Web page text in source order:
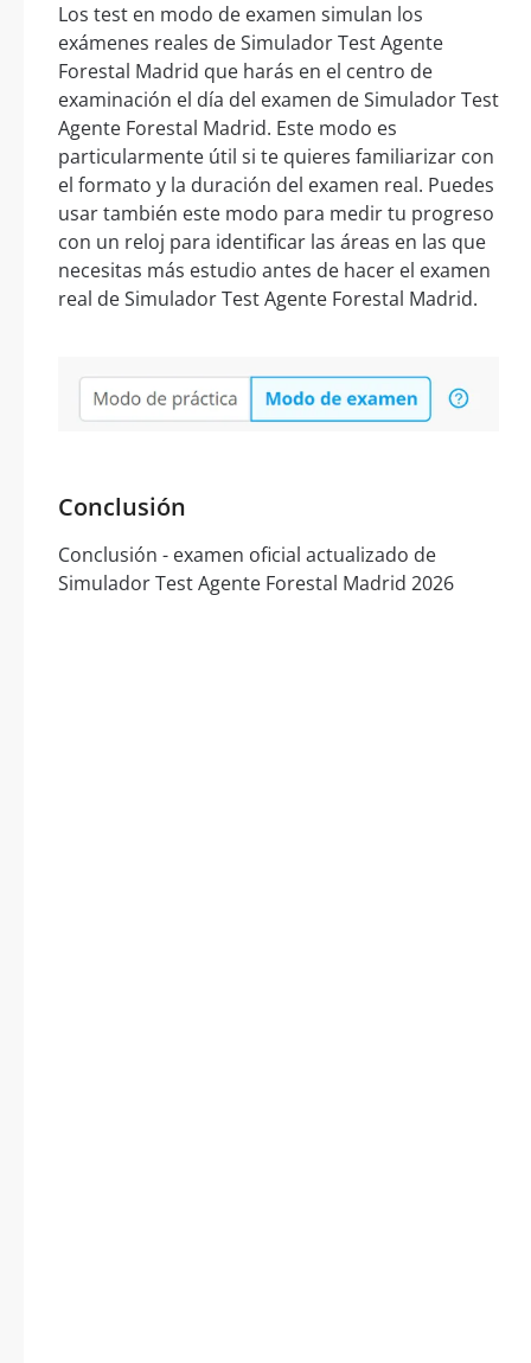
Los test en modo de examen simulan los
exámenes reales de Simulador Test Agente
Forestal Madrid que harás en el centro de
examinación el día del examen de Simulador Test
Agente Forestal Madrid. Este modo es
particularmente útil si te quieres familiarizar con
el formato y la duración del examen real. Puedes
usar también este modo para medir tu progreso
con un reloj para identificar las áreas en las que
necesitas más estudio antes de hacer el examen
real de Simulador Test Agente Forestal Madrid.
Conclusión
Conclusión - examen oficial actualizado de
Simulador Test Agente Forestal Madrid 2026